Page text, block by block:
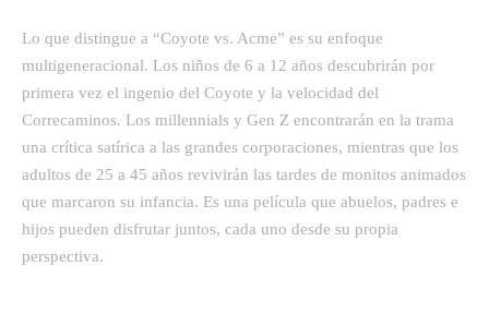
Lo que distingue a “Coyote vs. Acme” es su enfoque
multigeneracional. Los niños de 6 a 12 años descubrirán por
primera vez el ingenio del Coyote y la velocidad del
Correcaminos. Los millennials y Gen Z encontrarán en la trama
una crítica satírica a las grandes corporaciones, mientras que los
adultos de 25 a 45 años revivirán las tardes de monitos animados
que marcaron su infancia. Es una película que abuelos, padres e
hijos pueden disfrutar juntos, cada uno desde su propia
perspectiva.